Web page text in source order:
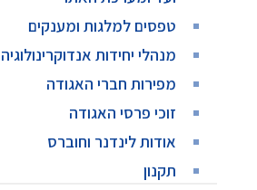
טפסים למלגות ומענקים
מנהלי יחידות אנדוקרינולוגיה
מפירות חברי האגודה
זוכי פרסי האגודה
אודות לינדנר וחוברס
תקנון